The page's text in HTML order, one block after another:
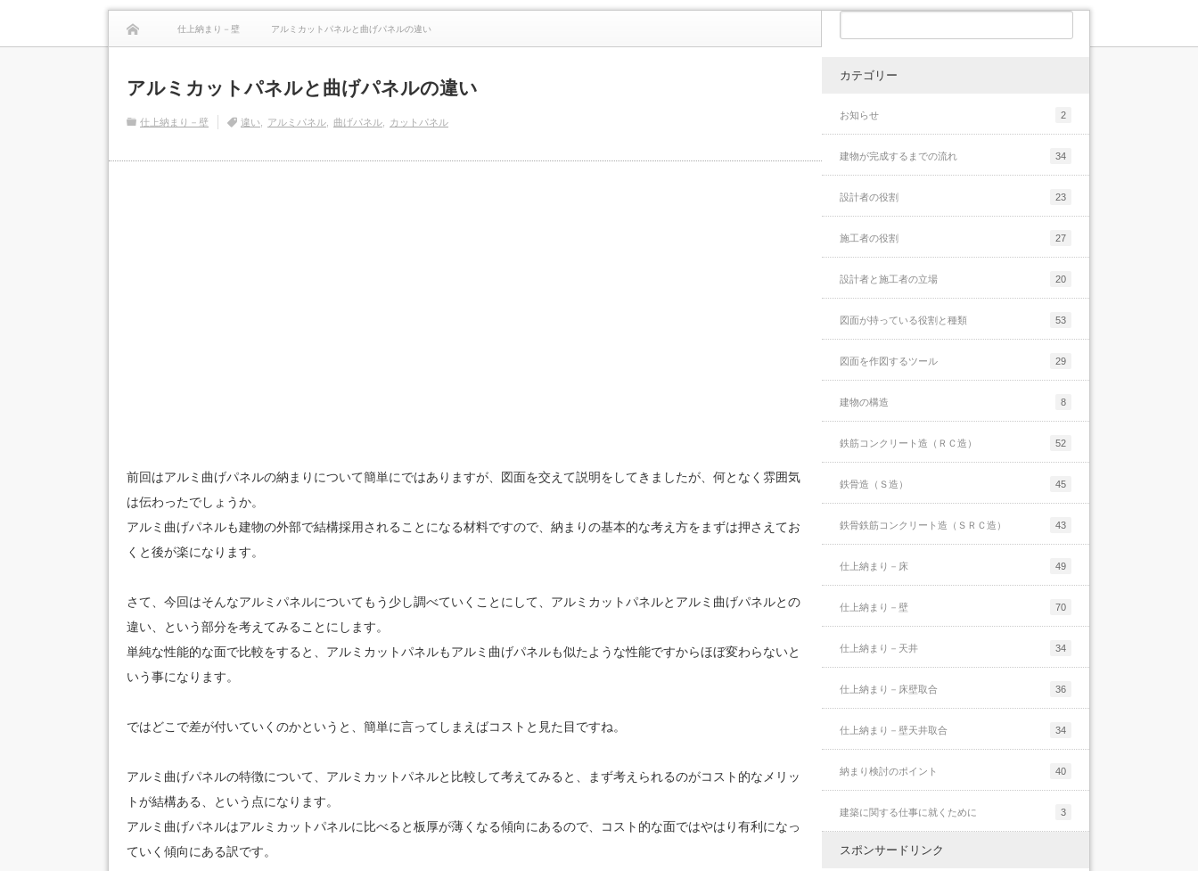
続きを読む
を食べているプ[...]
を色々としてきました。運営者である私が知
が下手で長くなってしまいましたが、一応サ
イトとしてはフィニッシュしたつもりでいま
す。時々アクセス数などを確認しています
が、結構たくさんの方に閲覧して頂けるよう
になり、情[...]
続きを読む
最後に
さて、前回までの話では、建物の納まりを検
討していく為のポイントを簡単にまとめてみ
る事に挑戦しましたが、あまり上手くいきま
せんでした。まとめと言いつつも、このまと
めにも概要が必要だと思うくらいに長くなっ
てしまい、全然まとめ切る事が出来ていない
感じになっていますが…ある程度ボリューム
がある話[...]
納まりのポイントまとめ-5
□実際の建物を見る事先ほどはスケッチの重
要性について色々と書きましたが、アイソメ
ケッチを描くしか道はありません。これはス
最後に
仕上納まり－壁 アルミカットパネルと曲げパネルの違い
アルミカットパネルと曲げパネルの違い
仕上納まり－壁 違い アルミパネル 曲げパネル カットパネル
前回はアルミ曲げパネルの納まりについて簡単にではありますが、図面を交えて説明をしてきましたが、何となく雰囲気
は伝わったでしょうか。
アルミ曲げパネルも建物の外部で結構採用されることになる材料ですので、納まりの基本的な考え方をまずは押さえてお
くと後が楽になります。
さて、今回はそんなアルミパネルについてもう少し調べていくことにして、アルミカットパネルとアルミ曲げパネルとの
違い、という部分を考えてみることにします。
単純な性能的な面で比較をすると、アルミカットパネルもアルミ曲げパネルも似たような性能ですからほぼ変わらないと
いう事になります。
ではどこで差が付いていくのかというと、簡単に言ってしまえばコストと見た目ですね。
アルミ曲げパネルの特徴について、アルミカットパネルと比較して考えてみると、まず考えられるのがコスト的なメリッ
トが結構ある、という点になります。
アルミ曲げパネルはアルミカットパネルに比べると板厚が薄くなる傾向にあるので、コスト的な面ではやはり有利になっ
ていく傾向にある訳です。
カテゴリー
お知らせ 2
建物が完成するまでの流れ 34
設計者の役割 23
施工者の役割 27
設計者と施工者の立場 20
図面が持っている役割と種類 53
図面を作図するツール 29
建物の構造 8
鉄筋コンクリート造（ＲＣ造） 52
鉄骨造（Ｓ造） 45
鉄骨鉄筋コンクリート造（ＳＲＣ造） 43
仕上納まり－床 49
仕上納まり－壁 70
仕上納まり－天井 34
仕上納まり－床壁取合 36
仕上納まり－壁天井取合 34
納まり検討のポイント 40
建築に関する仕事に就くために 3
スポンサードリンク